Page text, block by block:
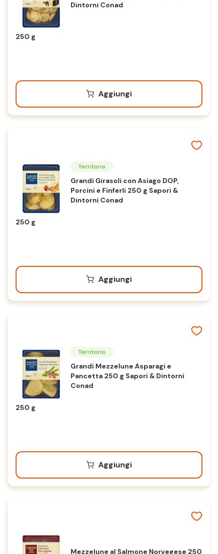
Dintorni Conad
250 g
Aggiungi
Territorio
Grandi Girasoli con Asiago DOP,
Porcini e Finferli 250 g Sapori &
Dintorni Conad
250 g
Aggiungi
Territorio
Grandi Mezzelune Asparagi e
Pancetta 250 g Sapori & Dintorni
Conad
250 g
Aggiungi
Mezzelune al Salmone Norvegese 250